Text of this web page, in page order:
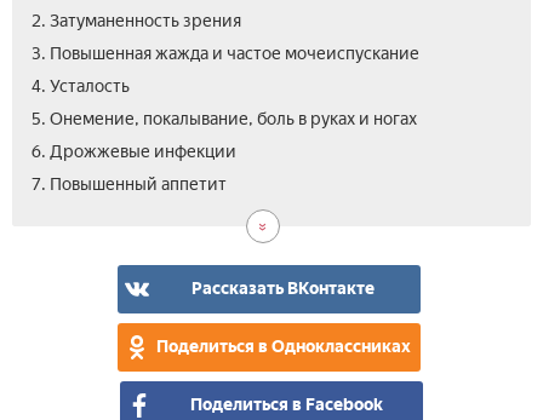
2. Затуманенность зрения
3. Повышенная жажда и частое мочеиспускание
4. Усталость
5. Онемение, покалывание, боль в руках и ногах
6. Дрожжевые инфекции
7. Повышенный аппетит
Рассказать ВКонтакте
Поделиться в Одноклассниках
Поделиться в Facebook